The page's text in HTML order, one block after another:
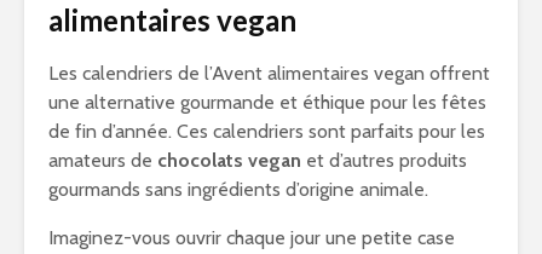
alimentaires vegan
Les calendriers de l’Avent alimentaires vegan offrent
une alternative gourmande et éthique pour les fêtes
de fin d’année. Ces calendriers sont parfaits pour les
amateurs de chocolats vegan et d’autres produits
gourmands sans ingrédients d’origine animale.
Imaginez-vous ouvrir chaque jour une petite case